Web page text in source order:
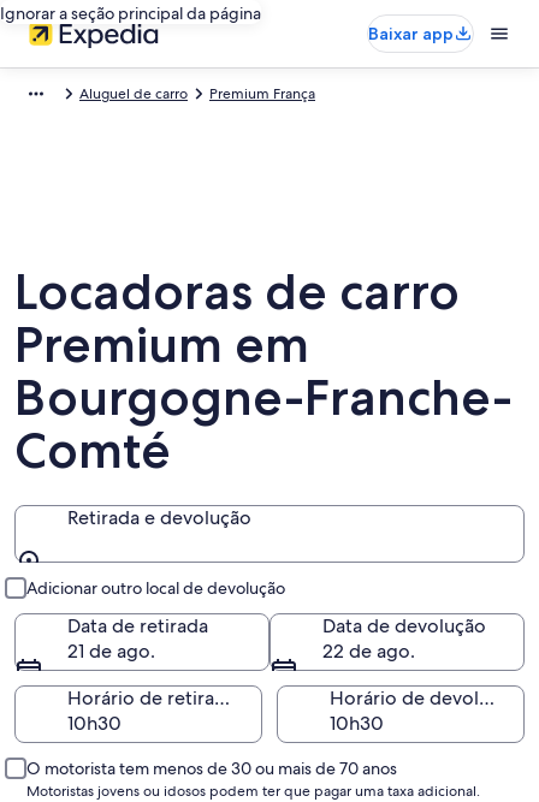
Ignorar a seção principal da página
Baixar app
Aluguel de carro Premium França
Locadoras de carro
Premium em
Bourgogne-Franche-
Comté
Retirada e devolução
Adicionar outro local de devolução
Data de retirada
21 de ago.
Data de devolução
22 de ago.
Horário de retirada
Horário de devolução
O motorista tem menos de 30 ou mais de 70 anos
Motoristas jovens ou idosos podem ter que pagar uma taxa adicional.